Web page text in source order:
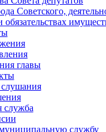
Советского,
главы
служба
службу